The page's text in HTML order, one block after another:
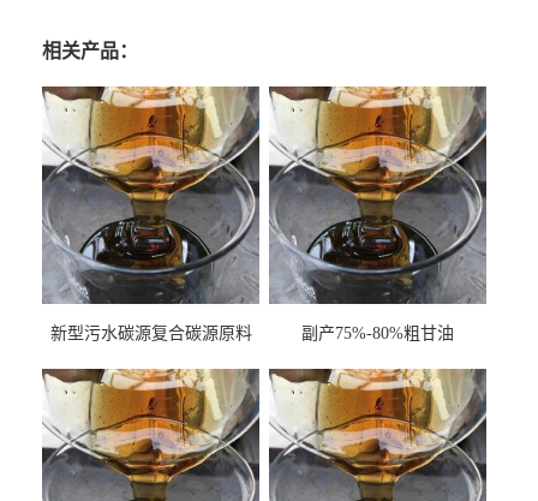
相关产品：
新型污水碳源复合碳源原料
副产75%-80%粗甘油